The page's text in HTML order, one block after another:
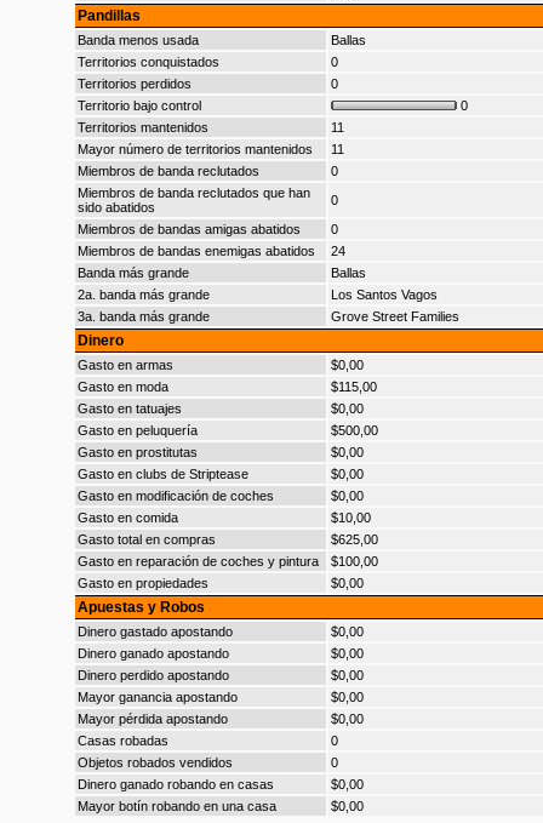
Pandillas
Banda menos usada
Ballas
Territorios conquistados
0
Territorios perdidos
0
Territorio bajo control
0
Territorios mantenidos
11
Mayor número de territorios mantenidos
11
Miembros de banda reclutados
0
Miembros de banda reclutados que han
sido abatidos
0
Miembros de bandas amigas abatidos
0
Miembros de bandas enemigas abatidos
24
Banda más grande
Ballas
2a. banda más grande
Los Santos Vagos
3a. banda más grande
Grove Street Families
Dinero
Gasto en armas
$0,00
Gasto en moda
$115,00
Gasto en tatuajes
$0,00
Gasto en peluquería
$500,00
Gasto en prostitutas
$0,00
Gasto en clubs de Striptease
$0,00
Gasto en modificación de coches
$0,00
Gasto en comida
$10,00
Gasto total en compras
$625,00
Gasto en reparación de coches y pintura
$100,00
Gasto en propiedades
$0,00
Apuestas y Robos
Dinero gastado apostando
$0,00
Dinero ganado apostando
$0,00
Dinero perdido apostando
$0,00
Mayor ganancia apostando
$0,00
Mayor pérdida apostando
$0,00
Casas robadas
0
Objetos robados vendidos
0
Dinero ganado robando en casas
$0,00
Mayor botín robando en una casa
$0,00